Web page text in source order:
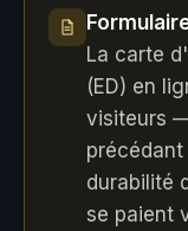
La carte
(ED) en
visiteurs
durabilité
se paient